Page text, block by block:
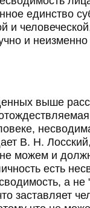
единство
и
и
выше
В. Н.
не можем и
есть
а не
заставляет